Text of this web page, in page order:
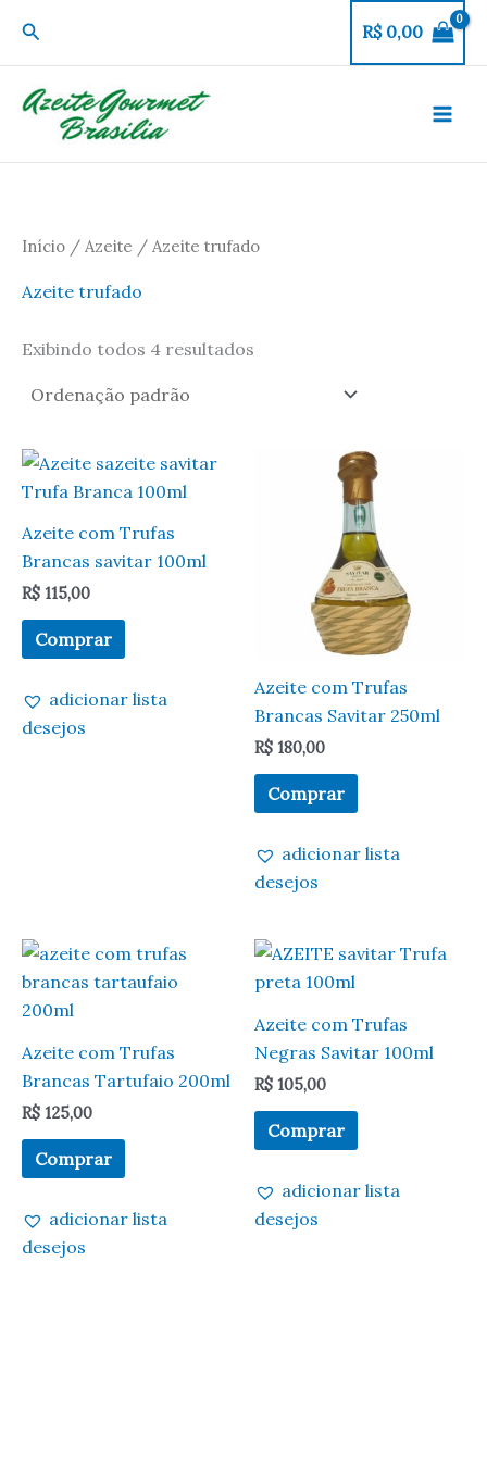
para
o
conteúdo
Pesquisar R$0,00
Início / Azeite / Azeite trufado
Azeite trufado
Exibindo todos 4 resultados
Azeite com Trufas
Brancas savitar 100ml
R$ 115,00
Comprar
adicionar lista
desejos
Azeite com Trufas
Brancas Savitar 250ml
R$ 180,00
Comprar
adicionar lista
desejos
Azeite com Trufas
Brancas Tartufaio 200ml
R$ 125,00
Comprar
adicionar lista
desejos
Azeite com Trufas
Negras Savitar 100ml
R$ 105,00
Comprar
adicionar lista
desejos